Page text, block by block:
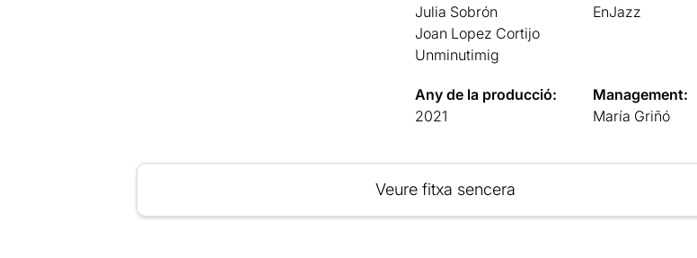
Julia Sobrón
Joan Lopez Cortijo
Unminutimig
EnJazz
Any de la producció:
2021
Management:
María Griñó
Veure fitxa sencera